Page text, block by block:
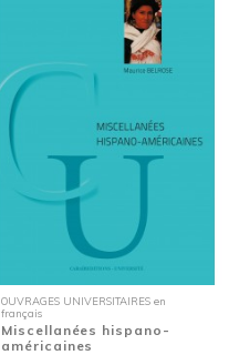
OUVRAGES UNIVERSITAIRES en
français
Miscellanées hispano-
américaines